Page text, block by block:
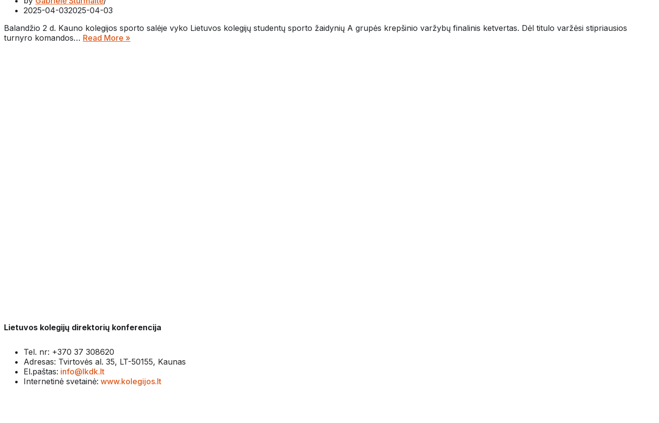
2025-04-032025-04-03
Balandžio 2 d. Kauno kolegijos sporto salėje vyko Lietuvos kolegijų studentų sporto žaidynių A grupės krepšinio varžybų finalinis ketvertas. Dėl titulo varžėsi stipriausios
turnyro komandos… Read More »
Lietuvos kolegijų direktorių konferencija
Tel. nr: +370 37 308620
Adresas: Tvirtovės al. 35, LT-50155, Kaunas
El.paštas: info@lkdk.lt
Internetinė svetainė: www.kolegijos.lt